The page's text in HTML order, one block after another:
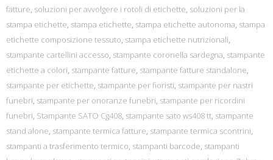
fatture, soluzioni per avvolgere i rotoli di etichette, soluzioni per la
stampa etichette, stampa etichette, stampa etichette autonoma, stampa
etichette composizione tessuto, stampa etichette nutrizionali,
stampante cartellini accesso, stampante coronella sardegna, stampante
etichette a colori, stampante fatture, stampante fatture standalone,
stampante per etichette, stampante per fioristi, stampante per nastri
funebri, stampante per onoranze funebri, stampante per ricordini
funebri, Stampante SATO Cg408, stampante sato ws408 tt, stampante
stand alone, stampante termica fatture, stampante termica scontrini,
stampanti a trasferimento termico, stampanti barcode, stampanti